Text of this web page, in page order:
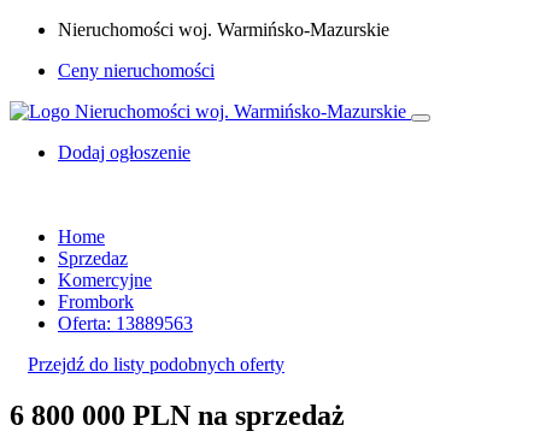
Nieruchomości woj. Warmińsko-Mazurskie
Ceny nieruchomości
Dodaj ogłoszenie
Home
Sprzedaz
Komercyjne
Frombork
Oferta: 13889563
Przejdź do listy podobnych oferty
6 800 000 PLN na sprzedaż